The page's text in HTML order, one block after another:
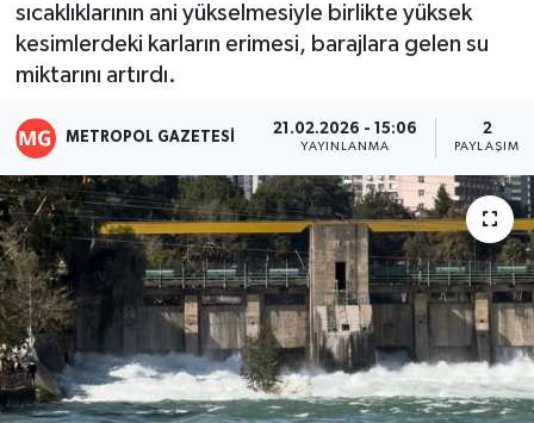
sıcaklıklarının ani yükselmesiyle birlikte yüksek
kesimlerdeki karların erimesi, barajlara gelen su
miktarını artırdı.
METROPOL GAZETESI 21.02.2026 - 15:06
YAYINLANMA
2
PAYLAŞIM